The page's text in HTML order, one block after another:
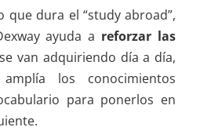
que dura el “study abroad”,
ayuda a reforzar las
van adquiriendo día a día,
los conocimientos
para ponerlos en